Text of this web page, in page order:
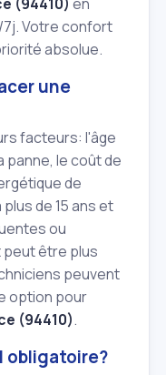
7j. Votre confort
absolue.
une
facteurs: l'âge
panne, le coût de
de
de 15 ans et
ou
être plus
peuvent
option pour
(94410).
obligatoire?